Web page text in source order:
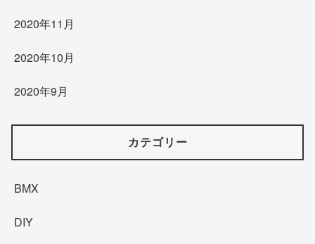
2020年11月
2020年10月
2020年9月
カテゴリー
BMX
DIY